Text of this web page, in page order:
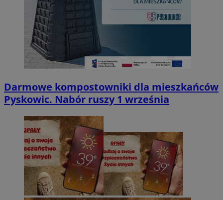
Darmowe kompostowniki dla mieszkańców
Pyskowic. Nabór ruszy 1 września